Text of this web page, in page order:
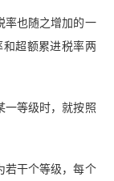
率也随之增加的一
超额累进税率两
一等级时，就按照
若干个等级，每个